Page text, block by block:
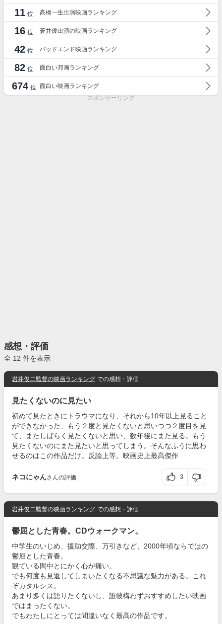
11 位 高橋一生出演映画ランキング
16 位 蒼井優出演の映画ランキング
42 位 バッドエンド映画ランキング
82 位 面白い邦画ランキング
674 位 面白い映画ランキング
スポンサーリンク
感想・評価
全 12 件を表示
岩井俊二監督の映画ランキング での感想・評価
見たくないのに見たい
初めて見たときにトラウマになり、それから10年以上見ること
ができなかった、もう２度と見たくないと思いつつ２度目を見
て、またしばらく見たくないと思い、数年後にまた見る。もう
見たくないのにまた見たいと思ってしまう。そんなふうに思わ
せるのはこの作品だけ。反論上等。映画史上最高傑作
ネコにゃんさんの評価 3
岩井俊二監督の映画ランキング での感想・評価
鬱屈とした青春。CDウォークマン。
中学生のいじめ、援助交際、万引きなど、2000年頃ならではの
鬱屈とした青春。
観ている間中とにかく心が痛い。
でも何度も見返してしまいたくなる不思議な魅力がある。これ
ぞカタルシス。
あまり多くは語りたくないし、誰彼構わずおすすめしたい映画
ではまったくない。
でもわたしにとっては間違いなく最高の作品です。